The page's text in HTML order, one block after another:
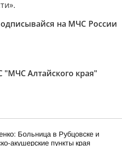
на МЧС России
"МЧС Алтайского края"
Больница в Рубцовске и
акушерские пункты края